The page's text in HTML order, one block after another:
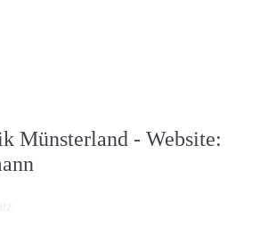
Münsterland - Website: